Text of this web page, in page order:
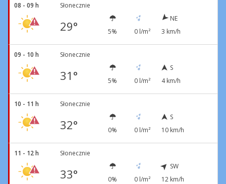
08 - 09 h Słonecznie
29° 5% 0 l/m²
NE
3 km/h
09 - 10 h Słonecznie
31° 5% 0 l/m²
S
4 km/h
10 - 11 h Słonecznie
32° 0% 0 l/m²
S
10 km/h
11 - 12 h Słonecznie
33° 0% 0 l/m²
SW
12 km/h